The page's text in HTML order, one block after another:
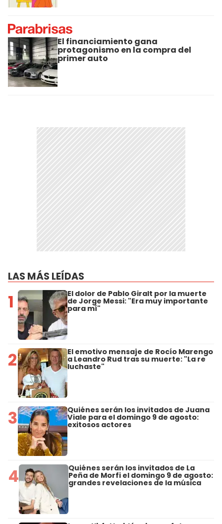
El financiamiento gana
protagonismo en la compra del
primer auto
LAS MÁS LEÍDAS
1 El dolor de Pablo Giralt por la muerte
de Jorge Messi: "Era muy importante
para mí"
2 El emotivo mensaje de Rocío Marengo
a Leandro Rud tras su muerte: "La re
luchaste"
3 Quiénes serán los invitados de Juana
Viale para el domingo 9 de agosto:
exitosos actores
4 Quiénes serán los invitados de La
Peña de Morfi el domingo 9 de agosto:
grandes revelaciones de la música